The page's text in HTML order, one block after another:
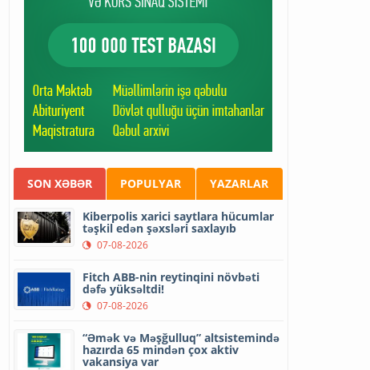
SON XƏBƏR POPULYAR YAZARLAR
Kiberpolis xarici saytlara hücumlar
təşkil edən şəxsləri saxlayıb
07-08-2026
Fitch ABB-nin reytinqini növbəti
dəfə yüksəltdi!
07-08-2026
“Əmək və Məşğulluq” altsistemində
hazırda 65 mindən çox aktiv
vakansiya var